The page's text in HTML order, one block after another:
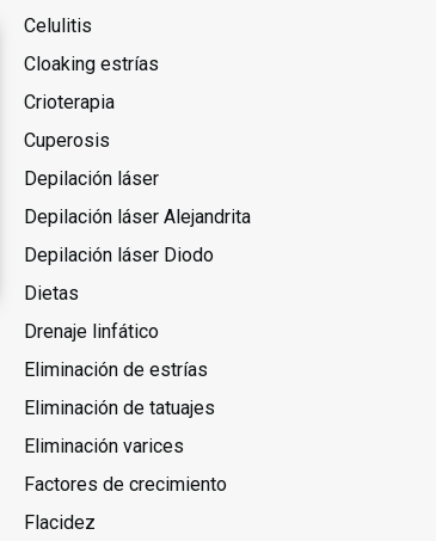
Celulitis
Cloaking estrías
Crioterapia
Cuperosis
Depilación láser
Depilación láser Alejandrita
Depilación láser Diodo
Dietas
Drenaje linfático
Eliminación de estrías
Eliminación de tatuajes
Eliminación varices
Factores de crecimiento
Flacidez